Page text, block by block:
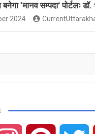
बनेगा ‘मानव सम्पदा’ पोर्टलः
2024